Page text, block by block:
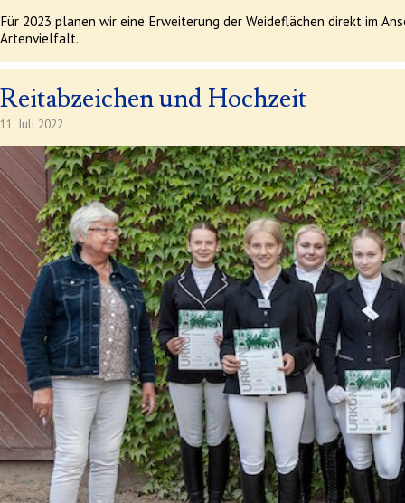
Für 2023 planen wir eine Erweiterung der Weideflächen direkt im
Artenvielfalt.
Reitabzeichen und Hochzeit
11. Juli 2022